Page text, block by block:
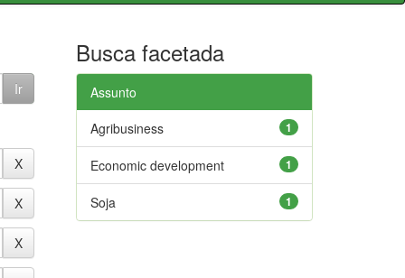
Busca facetada
Assunto
1
Agribusiness
1
Economic development
1
Soja